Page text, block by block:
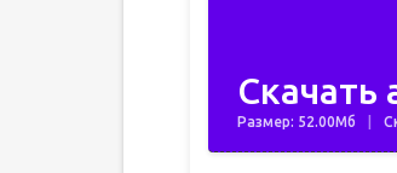
Скачать
Размер: 52.00Мб